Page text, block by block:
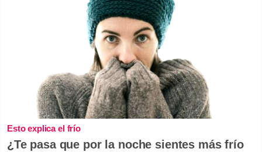
Esto explica el frío
¿Te pasa que por la noche sientes más frío